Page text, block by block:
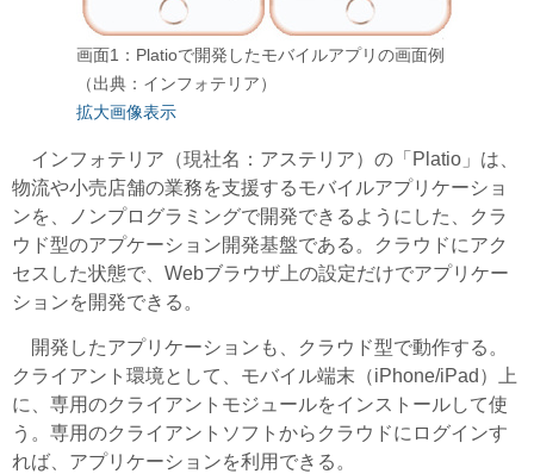
画面1：Platioで開発したモバイルアプリの画面例
（出典：インフォテリア）
拡大画像表示
インフォテリア（現社名：アステリア）の「Platio」は、
物流や小売店舗の業務を支援するモバイルアプリケーショ
ンを、ノンプログラミングで開発できるようにした、クラ
ウド型のアプケーション開発基盤である。クラウドにアク
セスした状態で、Webブラウザ上の設定だけでアプリケー
ションを開発できる。
開発したアプリケーションも、クラウド型で動作する。
クライアント環境として、モバイル端末（iPhone/iPad）上
に、専用のクライアントモジュールをインストールして使
う。専用のクライアントソフトからクラウドにログインす
れば、アプリケーションを利用できる。